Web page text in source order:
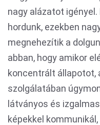
nagy alázatot
hordunk, ezekben
megnehezítik a
abban, hogy amikor
koncentrált állapotot,
szolgálatában
látványos és
képekkel